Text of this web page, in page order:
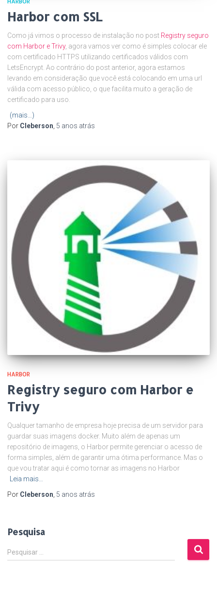
Harbor com SSL
Como já vimos o processo de instalação no post Registry seguro
com Harbor e Trivy, agora vamos ver como é simples colocar ele
com certificado HTTPS utilizando certificados válidos com
LetsEncrypt. Ao contrário do post anterior, agora estamos
levando em consideração que você está colocando em uma url
válida com acesso público, o que facilita muito a geração de
certificado para uso.
(mais…)
Por Cleberson 5 anos atrás
HARBOR
Registry seguro com Harbor e
Trivy
Qualquer tamanho de empresa hoje precisa de um servidor para
guardar suas imagens docker. Muito além de apenas um
repositório de imagens, o Harbor permite gerenciar o acesso de
forma simples, além de garantir uma ótima performance. Mas o
que vou tratar aqui é como tornar as imagens no Harbor
Leia mais…
Por Cleberson 5 anos atrás
Pesquisa
P
e
Pesquisar …